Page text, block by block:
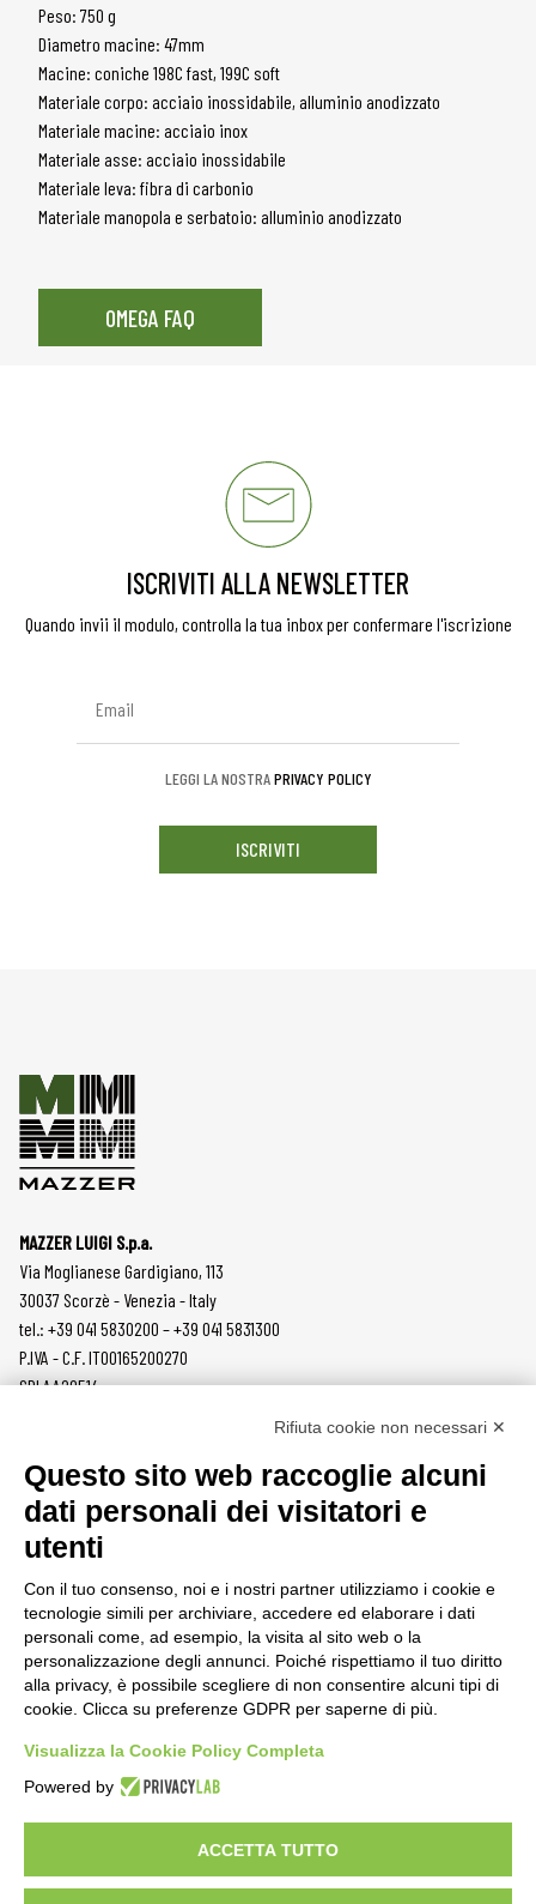
Peso: 750 g
Diametro macine: 47mm
Macine: coniche 198C fast, 199C soft
Materiale corpo: acciaio inossidabile, alluminio anodizzato
Materiale macine: acciaio inox
Materiale asse: acciaio inossidabile
Materiale leva: fibra di carbonio
Materiale manopola e serbatoio: alluminio anodizzato
OMEGA FAQ
ISCRIVITI ALLA NEWSLETTER
Quando invii il modulo, controlla la tua inbox per confermare l'iscrizione
LEGGI LA NOSTRAPRIVACY POLICY
ISCRIVITI
MAZZER LUIGI S.p.a.
Via Moglianese Gardigiano, 113
30037 Scorzè - Venezia - Italy
tel.: +39 041 5830200 – +39 041 5831300
P.IVA - C.F. IT00165200270
SDI AA2O514
MACINACAFFÈ
ON DEMAND
DOSATORI
MACINE
ACCESSORI
AZIENDA
NEWS
PRIVACY POLICY
SEGNALAZIONI
AREA CLIENTI
CONDIZIONI DI VENDITA
RAEE
Rifiuta cookie non necessari ✕
Questo sito web raccoglie alcuni
dati personali dei visitatori e
utenti
Con il tuo consenso, noi e i nostri partner utilizziamo i cookie e
tecnologie simili per archiviare, accedere ed elaborare i dati
personali come, ad esempio, la visita al sito web o la
personalizzazione degli annunci. Poiché rispettiamo il tuo diritto
alla privacy, è possibile scegliere di non consentire alcuni tipi di
cookie. Clicca su preferenze GDPR per saperne di più.
Visualizza la Cookie Policy Completa
Powered by
ACCETTA TUTTO